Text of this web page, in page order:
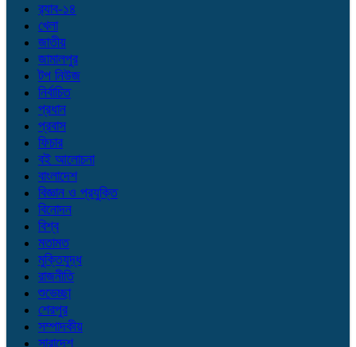
র‌্যাব-১৪
খেলা
জাতীয়
জামালপুর
টপ নিউজ
নির্বাচিত
প্রধান
প্রবাস
ফিচার
বই আলোচনা
বাংলাদেশ
বিজ্ঞান ও প্রযুক্তি
বিনোদন
বিশ্ব
মতামত
মুক্তিযুদ্ধ
রাজনীতি
শুভেচ্ছা
শেরপুর
সম্পাদকীয়
সারাদেশ